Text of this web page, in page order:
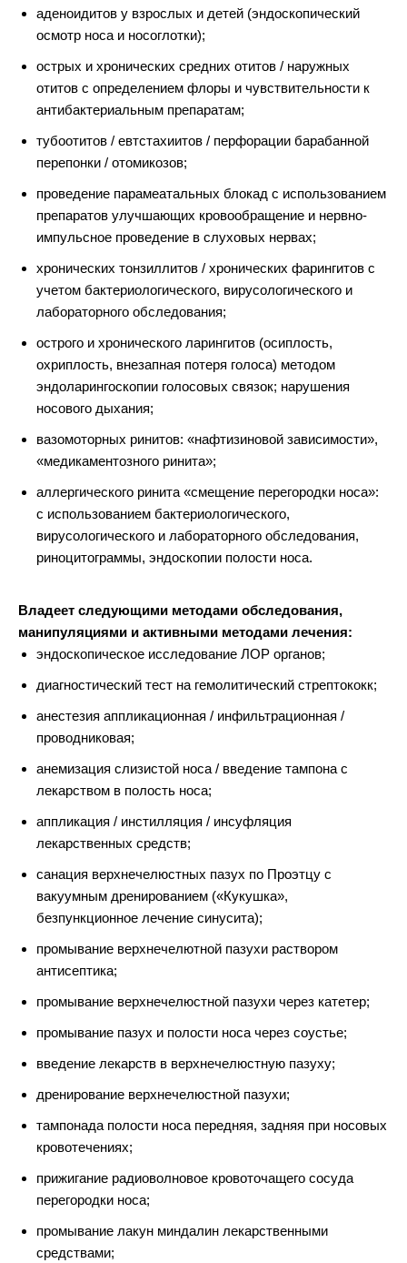
аденоидитов у взрослых и детей (эндоскопический
осмотр носа и носоглотки);
острых и хронических средних отитов / наружных
отитов с определением флоры и чувствительности к
антибактериальным препаратам;
тубоотитов / евтстахиитов / перфорации барабанной
перепонки / отомикозов;
проведение парамеатальных блокад с использованием
препаратов улучшающих кровообращение и нервно-
импульсное проведение в слуховых нервах;
хронических тонзиллитов / хронических фарингитов с
учетом бактериологического, вирусологического и
лабораторного обследования;
острого и хронического ларингитов (осиплость,
охриплость, внезапная потеря голоса) методом
эндоларингоскопии голосовых связок; нарушения
носового дыхания;
вазомоторных ринитов: «нафтизиновой зависимости»,
«медикаментозного ринита»;
аллергического ринита «смещение перегородки носа»:
с использованием бактериологического,
вирусологического и лабораторного обследования,
риноцитограммы, эндоскопии полости носа.
Владеет следующими методами обследования,
манипуляциями и активными методами лечения:
эндоскопическое исследование ЛОР органов;
диагностический тест на гемолитический стрептококк;
анестезия аппликационная / инфильтрационная /
проводниковая;
анемизация слизистой носа / введение тампона с
лекарством в полость носа;
аппликация / инстилляция / инсуфляция
лекарственных средств;
cанация верхнечелюстных пазух по Проэтцу с
вакуумным дренированием («Кукушка»,
безпункционное лечение синусита);
промывание верхнечелютной пазухи раствором
антисептика;
промывание верхнечелюстной пазухи через катетер;
промывание пазух и полости носа через соустье;
введение лекарств в верхнечелюстную пазуху;
дренирование верхнечелюстной пазухи;
тампонада полости носа передняя, задняя при носовых
кровотечениях;
прижигание радиоволновое кровоточащего сосуда
перегородки носа;
промывание лакун миндалин лекарственными
средствами;